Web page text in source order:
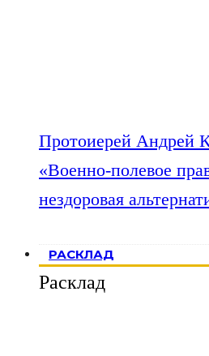
Протоиерей Андрей
«Военно-полевое
нездоровая
РАСКЛАД
Расклад